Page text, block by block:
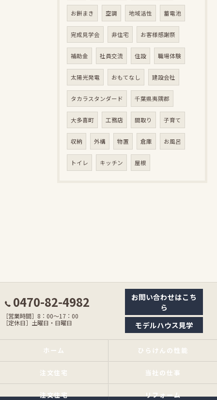
お餅まき 空調 地域活性 蓄電池
完成見学会 非住宅 お客様感謝祭
補助金 社員交流 住設 職場体験
太陽光発電 おもてなし 建設会社
タカラスタンダード 千葉県夷隅郡
大多喜町 工務店 間取り 子育て
収納 外構 物置 倉庫 お風呂
トイレ キッチン 屋根
0470-82-4982
［営業時間］8：00〜17：00
［定休日］土曜日・日曜日
お問い合わせはこち
ら
モデルハウス見学
ホーム ひらけんの性能
注文住宅 当社の仕事
注文住宅 リフォーム